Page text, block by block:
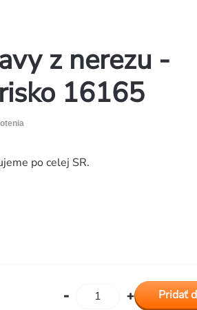
z nerezu -
16165
po celej SR.
Pridať